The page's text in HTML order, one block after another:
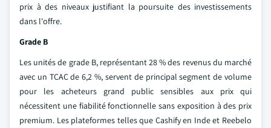
prix à des niveaux justifiant la poursuite des investissements
dans l'offre.
Grade B
Les unités de grade B, représentant 28 % des revenus du marché
avec un TCAC de 6,2 %, servent de principal segment de volume
pour les acheteurs grand public sensibles aux prix qui
nécessitent une fiabilité fonctionnelle sans exposition à des prix
premium. Les plateformes telles que Cashify en Inde et Reebelo